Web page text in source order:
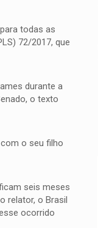
todas as
72/2017, que
durante a
o texto
o seu filho
seis meses
relator, o Brasil
ocorrido